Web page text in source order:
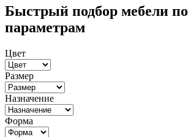
Быстрый подбор мебели по
параметрам
Цвет
Размер
Назначение
Форма